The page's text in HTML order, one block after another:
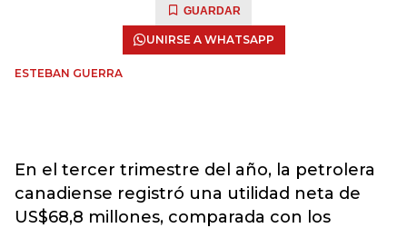
GUARDAR
UNIRSE A WHATSAPP
ESTEBAN GUERRA
En el tercer trimestre del año, la petrolera
canadiense registró una utilidad neta de
US$68,8 millones, comparada con los